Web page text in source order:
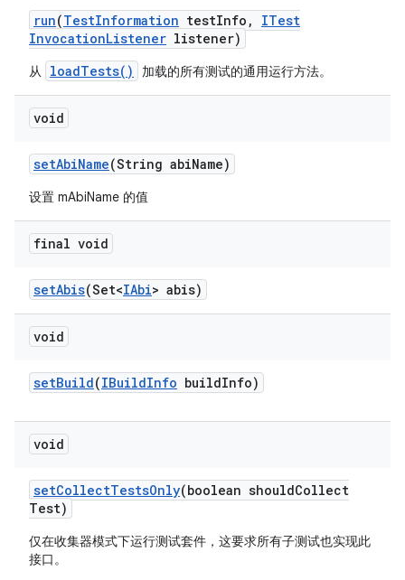
run(TestInformation testInfo ,
ITest
InvocationListener listener)
从 loadTests() 加载的所有测试的通用运行方法。
void
setAbiName(String abiName)
设置 mAbiName 的值
final void
setAbis(Set<IAbi> abis)
void
setBuild(IBuildInfo buildInfo)
void
setCollectTestsOnly(boolean shouldCollect
Test)
仅在收集器模式下运行测试套件，这要求所有子测试也实现此
接口。